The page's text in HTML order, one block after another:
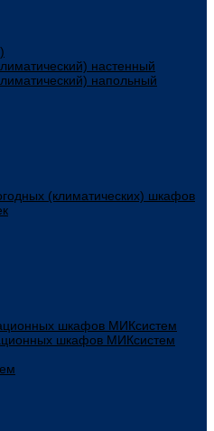
настенный
напольный
(климатических) шкафов
шкафов МИКсистем
шкафов МИКсистем